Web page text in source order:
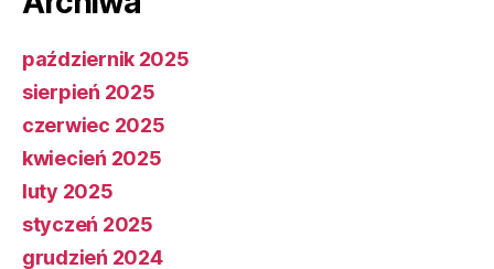
październik 2025
sierpień 2025
czerwiec 2025
kwiecień 2025
luty 2025
styczeń 2025
grudzień 2024